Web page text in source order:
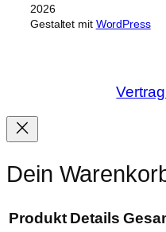
2026
Gestaltet mit WordPress
Dein
Produkt Details